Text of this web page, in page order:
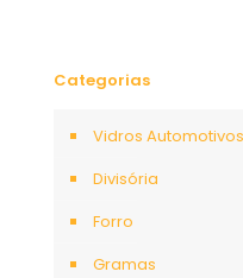
Categorias
Vidros Automotivos
Divisória
Forro
Gramas